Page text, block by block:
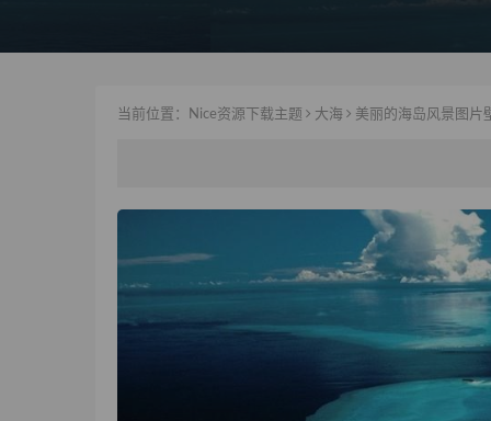
当前位置： Nice资源下载主题 大海 美丽的海岛风景图片